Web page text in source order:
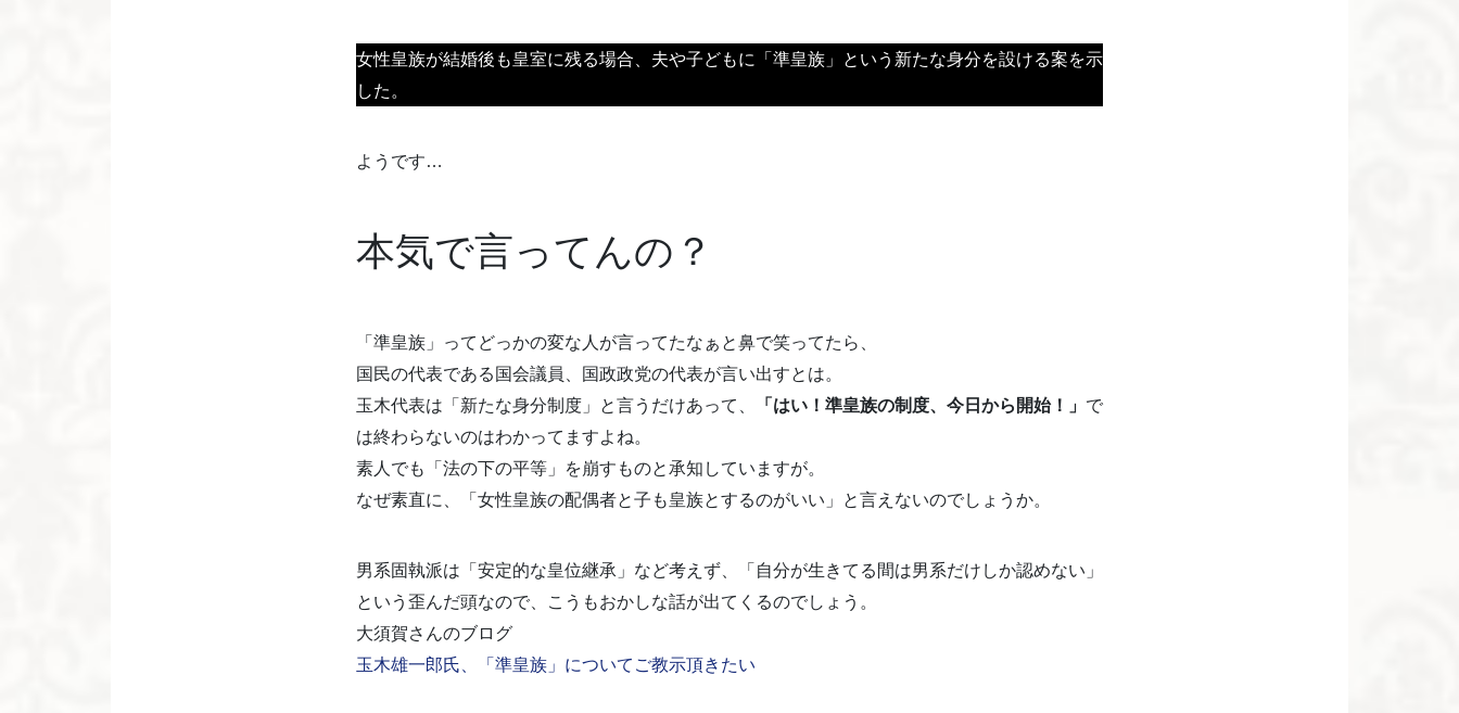
女性皇族が結婚後も皇室に残る場合、夫や子どもに「準皇族」という新たな身分を設ける案を示
した。
ようです…
本気で言ってんの？
「準皇族」ってどっかの変な人が言ってたなぁと鼻で笑ってたら、
国民の代表である国会議員、国政政党の代表が言い出すとは。
玉木代表は「新たな身分制度」と言うだけあって、
「はい！準皇族の制度、今日から開始！」 で
は終わらないのはわかってますよね。
素人でも「法の下の平等」を崩すものと承知していますが。
なぜ素直に、「女性皇族の配偶者と子も皇族とするのがいい」と言えないのでしょうか。
男系固執派は「安定的な皇位継承」など考えず、「自分が生きてる間は男系だけしか認めない」
という歪んだ頭なので、こうもおかしな話が出てくるのでしょう。
大須賀さんのブログ
玉木雄一郎氏、「準皇族」についてご教示頂きたい